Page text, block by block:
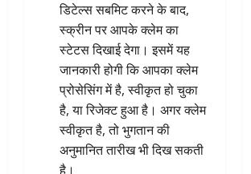
डिटेल्स सबमिट करने के बाद,
स्क्रीन पर आपके क्लेम का
स्टेटस दिखाई देगा। इसमें यह
जानकारी होगी कि आपका क्लेम
प्रोसेसिंग में है, स्वीकृत हो चुका
है, या रिजेक्ट हुआ है। अगर क्लेम
स्वीकृत है, तो भुगतान की
अनुमानित तारीख भी दिख सकती
है।